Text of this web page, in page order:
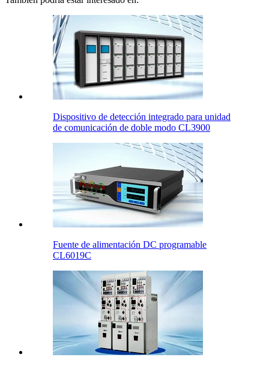
Dispositivo de detección integrado para unidad
de comunicación de doble modo CL3900
Fuente de alimentación DC programable
CL6019C